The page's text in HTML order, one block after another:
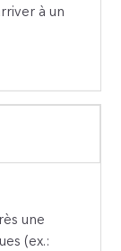
à un
une
(ex.: